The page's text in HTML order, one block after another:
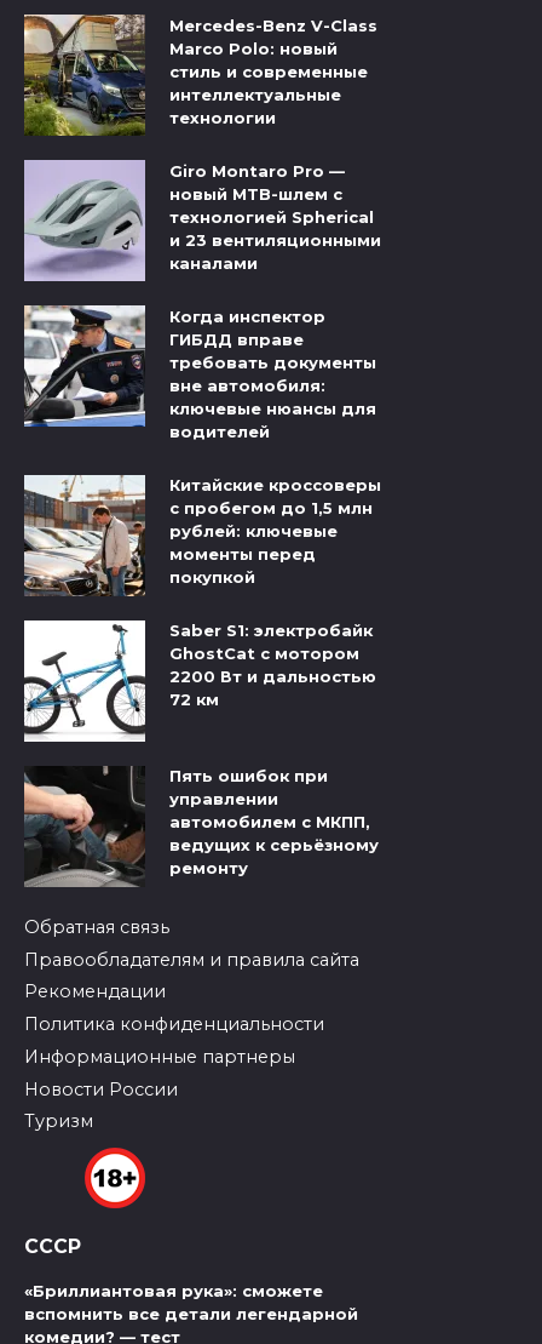
Mercedes-Benz V-Class
Marco Polo: новый
стиль и современные
интеллектуальные
технологии
Giro Montaro Pro —
новый MTB-шлем с
технологией Spherical
и 23 вентиляционными
каналами
Когда инспектор
ГИБДД вправе
требовать документы
вне автомобиля:
ключевые нюансы для
водителей
Китайские кроссоверы
с пробегом до 1,5 млн
рублей: ключевые
моменты перед
покупкой
Saber S1: электробайк
GhostCat с мотором
2200 Вт и дальностью
72 км
Пять ошибок при
управлении
автомобилем с МКПП,
ведущих к серьёзному
ремонту
Обратная связь
Правообладателям и правила сайта
Рекомендации
Политика конфиденциальности
Информационные партнеры
Новости России
Туризм
СССР
«Бриллиантовая рука»: сможете
вспомнить все детали легендарной
комедии? — тест